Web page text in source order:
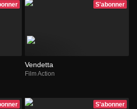
S'abonner
Vendetta
Film Action
S'abonner